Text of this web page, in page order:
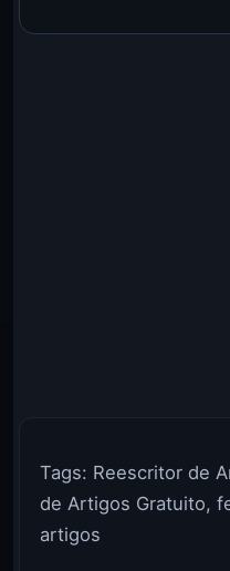
Tags: Reescritor de
de Artigos Gratuito,
artigos